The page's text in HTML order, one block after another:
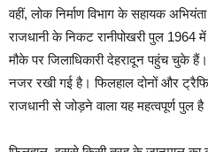
वहीं, लोक निर्माण विभाग के सहायक
राजधानी के निकट रानीपोखरी पुल
मौके पर जिलाधिकारी देहरादून पहुंच चुके
नजर रखी गई है। फिलहाल दोनों और
राजधानी से जोड़ने वाला यह महत्वपूर्ण पुल